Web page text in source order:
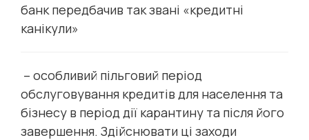
банк передбачив так звані «кредитні
канікули»
– особливий пільговий період
обслуговування кредитів для населення та
бізнесу в період дії карантину та після його
завершення. Здійснювати ці заходи